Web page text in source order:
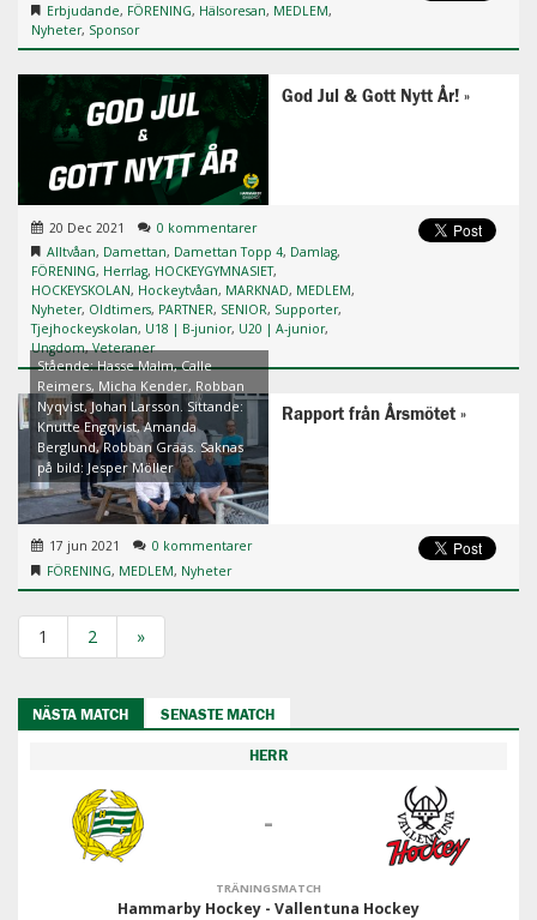
Erbjudande, FÖRENING, Hälsoresan, MEDLEM,
Nyheter, Sponsor
God Jul & Gott Nytt År!
20 Dec 2021
0 kommentarer
Alltvåan, Damettan, Damettan Topp 4, Damlag,
FÖRENING, Herrlag, HOCKEYGYMNASIET,
HOCKEYSKOLAN, Hockeytvåan, MARKNAD, MEDLEM,
Nyheter, Oldtimers, PARTNER, SENIOR, Supporter,
Tjejhockeyskolan, U18 | B-junior, U20 | A-junior,
Ungdom,Veteraner
Stående: Hasse Malm, Calle
Reimers, Micha Kender, Robban
Nyqvist, Johan Larsson. Sittande:
Knutte Engqvist, Amanda
Berglund, Robban Grääs. Saknas
på bild: Jesper Möller
Rapport från Årsmötet
17 jun 2021
0 kommentarer
FÖRENING, MEDLEM, Nyheter
1 2 »
NÄSTA MATCH SENASTE MATCH
HERR
-
TRÄNINGSMATCH
Hammarby Hockey - Vallentuna Hockey